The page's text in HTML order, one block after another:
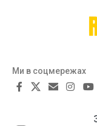
Ми в соцмережах